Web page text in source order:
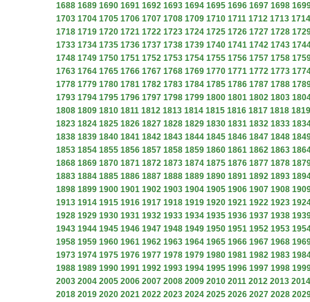
1688 1689 1690 1691 1692 1693 1694 1695 1696 1697 1698
1703 1704 1705 1706 1707 1708 1709 1710 1711 1712 1713 1714
1718 1719 1720 1721 1722 1723 1724 1725 1726 1727 1728
1733 1734 1735 1736 1737 1738 1739 1740 1741 1742 1743
1748 1749 1750 1751 1752 1753 1754 1755 1756 1757 1758
1763 1764 1765 1766 1767 1768 1769 1770 1771 1772 1773
1778 1779 1780 1781 1782 1783 1784 1785 1786 1787 1788
1793 1794 1795 1796 1797 1798 1799 1800 1801 1802 1803
1808 1809 1810 1811 1812 1813 1814 1815 1816 1817 1818 1819
1823 1824 1825 1826 1827 1828 1829 1830 1831 1832 1833
1838 1839 1840 1841 1842 1843 1844 1845 1846 1847 1848
1853 1854 1855 1856 1857 1858 1859 1860 1861 1862 1863
1868 1869 1870 1871 1872 1873 1874 1875 1876 1877 1878
1883 1884 1885 1886 1887 1888 1889 1890 1891 1892 1893
1898 1899 1900 1901 1902 1903 1904 1905 1906 1907 1908
1913 1914 1915 1916 1917 1918 1919 1920 1921 1922 1923
1928 1929 1930 1931 1932 1933 1934 1935 1936 1937 1938
1943 1944 1945 1946 1947 1948 1949 1950 1951 1952 1953
1958 1959 1960 1961 1962 1963 1964 1965 1966 1967 1968
1973 1974 1975 1976 1977 1978 1979 1980 1981 1982 1983
1988 1989 1990 1991 1992 1993 1994 1995 1996 1997 1998
2003 2004 2005 2006 2007 2008 2009 2010 2011 2012 2013 2014
2018 2019 2020 2021 2022 2023 2024 2025 2026 2027 2028